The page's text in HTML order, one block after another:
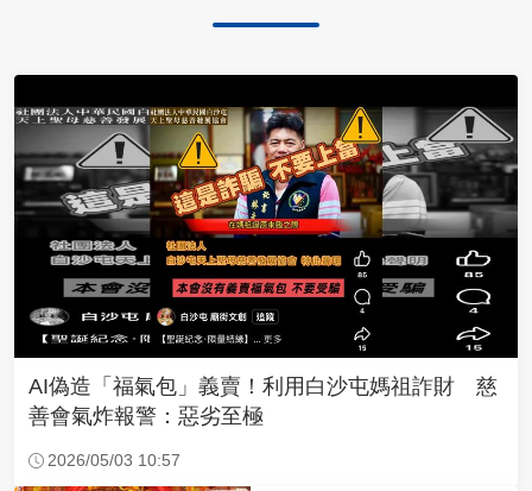
AI偽造「福氣包」義賣！利用白沙屯媽祖詐財 慈
善會氣炸報警：惡劣至極
2026/05/03 10:57